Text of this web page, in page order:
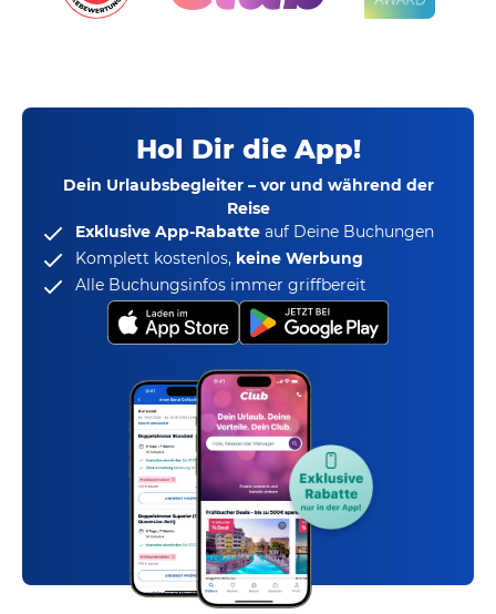
Hol Dir die App!
Dein Urlaubsbegleiter – vor und während der
Reise
Exklusive App-Rabatte auf Deine Buchungen
Komplett kostenlos, keine Werbung
Alle Buchungsinfos immer griffbereit